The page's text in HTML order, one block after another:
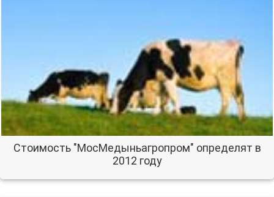
Стоимость "МосМедыньагропром" определят в
2012 году